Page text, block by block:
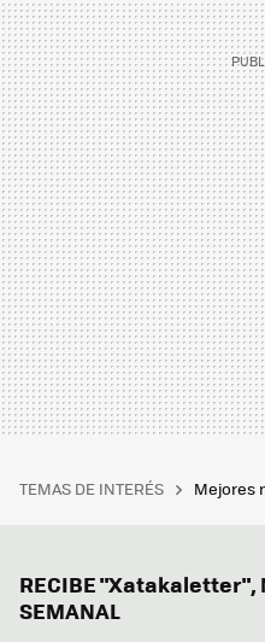
TEMAS DE INTERÉS Mejores
RECIBE "Xatakaletter",
SEMANAL